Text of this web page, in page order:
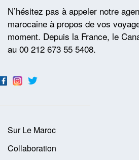
N’hésitez pas à appeler notre
marocaine à propos de vos
moment. Depuis la France, le
au 00 212 673 55 5408.
Sur Le Maroc
Collaboration